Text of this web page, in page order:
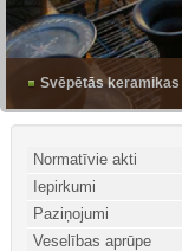
Svēpētās keramikas
Normatīvie akti
Iepirkumi
Paziņojumi
Veselības aprūpe